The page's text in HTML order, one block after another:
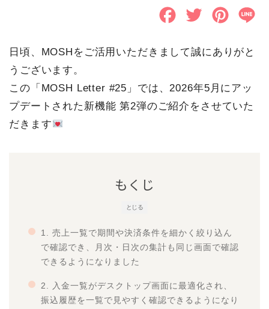
b
i
t
n
e
日頃、MOSHをご活用いただきまして誠にありがと
うございます。
この「MOSH Letter #25」では、2026年5月にアッ
プデートされた新機能 第2弾のご紹介をさせていた
だきます
とじる
もくじ
1. 売上一覧で期間や決済条件を細かく絞り込ん
で確認でき、月次・日次の集計も同じ画面で確認
できるようになりました
2. 入金一覧がデスクトップ画面に最適化され、
振込履歴を一覧で見やすく確認できるようになり